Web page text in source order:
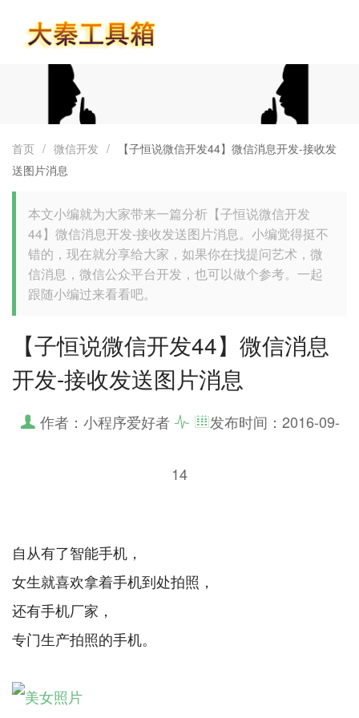
首页 / 微信开发 /
【子恒说微信开发44】微信消息开发-接收发
送图片消息
本文小编就为大家带来一篇分析【子恒说微信开发
44】微信消息开发-接收发送图片消息。小编觉得挺不
错的，现在就分享给大家，如果你在找提问艺术，微
信消息，微信公众平台开发，也可以做个参考。一起
跟随小编过来看看吧。
【子恒说微信开发44】微信消息
开发-接收发送图片消息
作者：小程序爱好者 发布时间： 2016-09-
14
自从有了智能手机，
女生就喜欢拿着手机到处拍照，
还有手机厂家，
专门生产拍照的手机。